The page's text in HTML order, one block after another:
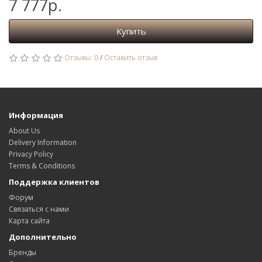
7 777р.
Купить
Отзывы: 0/ Оставить отзыв
Информация
About Us
Delivery Information
Privacy Policy
Terms & Conditions
Поддержка клиентов
Форум
Связаться с нами
Карта сайта
Дополнительно
Бренды